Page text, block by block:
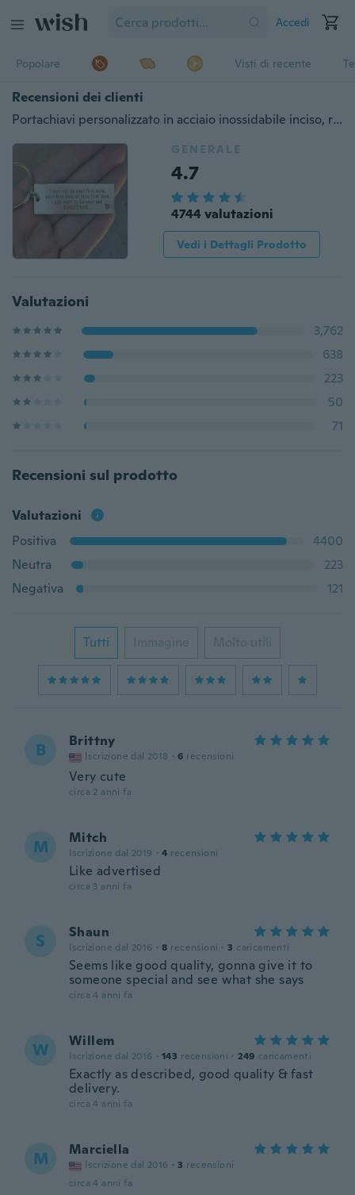
Accedi
Popolare Visti di recente
Recensioni dei clienti
Portachiavi personalizzato in acciaio inossidabile inciso, regalo fidanzato, portachiavi uomo, portachiavi personalizzato, portachiavi fidanzato, regali per uomo, regalo marito, anniversario
GENERALE
4.7
4744 valutazioni
Vedi i Dettagli Prodotto
Valutazioni
3,762
638
223
50
71
Recensioni sul prodotto
Valutazioni
Positiva
4400
Neutra
223
Negativa
121
Tutti Immagine Molto utili
B Brittny
Iscrizione dal 2018 · 6 recensioni
Very cute
circa 2 anni fa
M Mitch
Iscrizione dal 2019 · 4 recensioni
Like advertised
circa 3 anni fa
S Shaun
Iscrizione dal 2016 · 8 recensioni · 3 caricamenti
Seems like good quality, gonna give it to
someone special and see what she says
circa 4 anni fa
W Willem
Iscrizione dal 2016 · 143 recensioni · 249 caricamenti
Exactly as described, good quality & fast
delivery.
circa 4 anni fa
M Marciella
Iscrizione dal 2016 · 3 recensioni
circa 4 anni fa